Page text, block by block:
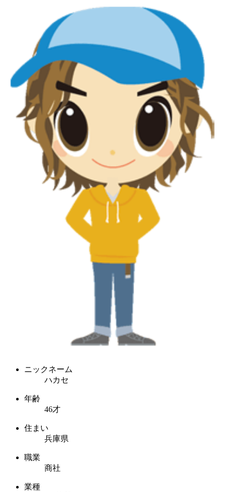
ニックネーム
ハカセ
年齢
46才
住まい
兵庫県
職業
商社
業種